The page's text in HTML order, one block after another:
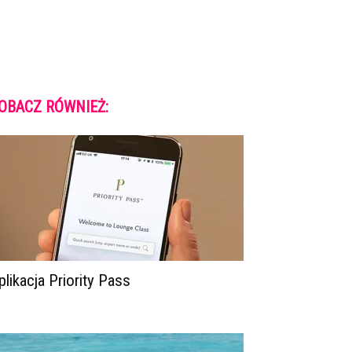
RÓWNIEŻ:
Priority Pass